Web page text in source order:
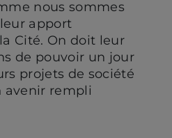
nous sommes
apport
Cité. On doit leur
de pouvoir un jour
projets de société
avenir rempli